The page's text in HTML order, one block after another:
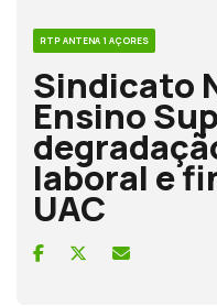
RTP ANTENA 1 AÇORES
Sindicato
Ensino
laboral e
UAC